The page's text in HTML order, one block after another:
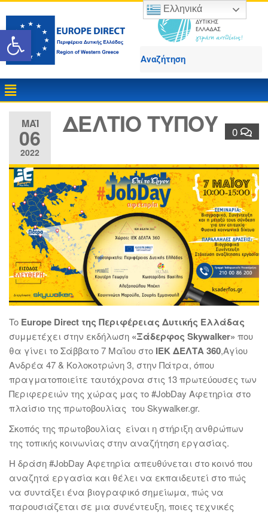
Ανοίξτε τη γραμμή
ΜΆΙ
06
2022
0
ΔΕΛΤΙΟ ΤΥΠΟΥ
To Europe Direct της Περιφέρειας Δυτικής Ελλάδας
συμμετέχει στην εκδήλωση «Ξάδερφος Skywalker» που
θα γίνει το Σάββατο 7 Μαΐου στο ΙΕΚ ΔΕΛΤΑ 360,Αγίου
Ανδρέα 47 & Κολοκοτρώνη 3, στην Πάτρα, όπου
πραγματοποιείτε ταυτόχρονα στις 13 πρωτεύουσες των
Περιφερειών της χώρας μας το #JobDay Αφετηρία στο
πλαίσιο της πρωτοβουλίας του Skywalker.gr.
Σκοπός της πρωτοβουλίας είναι η στήριξη ανθρώπων
της τοπικής κοινωνίας στην αναζήτηση εργασίας.
H δράση #JobDay Αφετηρία απευθύνεται στο κοινό που
αναζητά εργασία και θέλει να εκπαιδευτεί στο πώς
να συντάξει ένα βιογραφικό σημείωμα, πώς να
παρουσιάζεται σε μια συνέντευξη, ποιες τεχνικές
Ελληνικά